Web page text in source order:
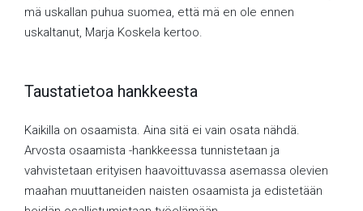
mä uskallan puhua suomea, että mä en ole ennen
uskaltanut, Marja Koskela kertoo.
Taustatietoa hankkeesta
Kaikilla on osaamista. Aina sitä ei vain osata nähdä.
Arvosta osaamista -hankkeessa tunnistetaan ja
vahvistetaan erityisen haavoittuvassa asemassa olevien
maahan muuttaneiden naisten osaamista ja edistetään